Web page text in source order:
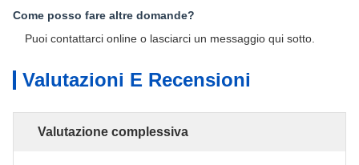
Come posso fare altre domande?
Puoi contattarci online o lasciarci un messaggio qui sotto.
Valutazioni E Recensioni
Valutazione complessiva